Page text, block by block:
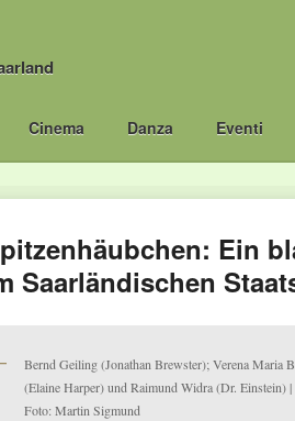
Cinema Danza Eventi
Ein
Saarländischen
Bernd Geiling (Jonathan Brewster); Verena Maria
(Elaine Harper) und Raimund Widra (Dr. Einstein) |
Foto: Martin Sigmund